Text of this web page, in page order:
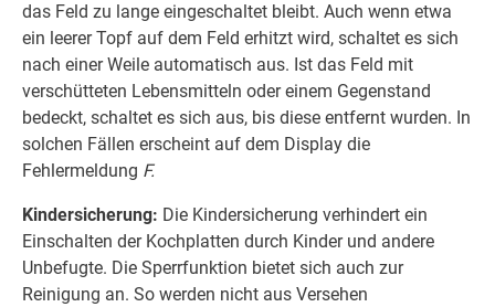
das Feld zu lange eingeschaltet bleibt. Auch wenn etwa
ein leerer Topf auf dem Feld erhitzt wird, schaltet es sich
nach einer Weile automatisch aus. Ist das Feld mit
verschütteten Lebensmitteln oder einem Gegenstand
bedeckt, schaltet es sich aus, bis diese entfernt wurden. In
solchen Fällen erscheint auf dem Display die
Fehlermeldung F.
Kindersicherung: Die Kindersicherung verhindert ein
Einschalten der Kochplatten durch Kinder und andere
Unbefugte. Die Sperrfunktion bietet sich auch zur
Reinigung an. So werden nicht aus Versehen